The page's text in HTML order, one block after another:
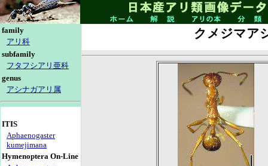
family
アリ科
subfamily
フタフシアリ亜科
genus
アシナガアリ属
ITIS
Aphaenogaster
kumejimana
Hymenoptera On-Line
クメジマア